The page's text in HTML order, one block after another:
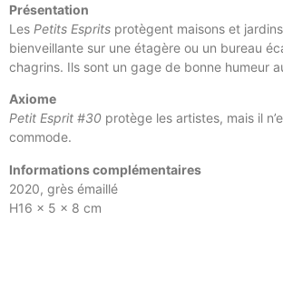
Présentation
Les Petits Esprits protègent maisons et
bienveillante sur une étagère ou un bureau
chagrins. Ils sont un gage de bonne humeur
Axiome
Petit Esprit #30 protège les artistes, mais il
commode.
Informations complémentaires
2020, grès émaillé
H16 x 5 x 8 cm